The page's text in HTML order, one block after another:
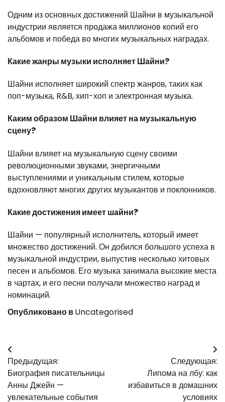
Одним из основных достижений Шайни в музыкальной
индустрии является продажа миллионов копий его
альбомов и победа во многих музыкальных наградах.
Какие жанры музыки исполняет Шайни?
Шайни исполняет широкий спектр жанров, таких как
поп-музыка, R&B, хип-хоп и электронная музыка.
Каким образом Шайни влияет на музыкальную
сцену?
Шайни влияет на музыкальную сцену своими
революционными звуками, энергичными
выступлениями и уникальным стилем, которые
вдохновляют многих других музыкантов и поклонников.
Какие достижения имеет шайни?
Шайни — популярный исполнитель, который имеет
множество достижений. Он добился большого успеха в
музыкальной индустрии, выпустив несколько хитовых
песен и альбомов. Его музыка занимала высокие места
в чартах, и его песни получали множество наград и
номинаций.
Опубликовано вUncategorised
Навигация
по
записям
Предыдущая:
Биография писательницы
Анны Джейн —
увлекательные события
Следующая:
Липома на лбу: как
избавиться в домашних
условиях